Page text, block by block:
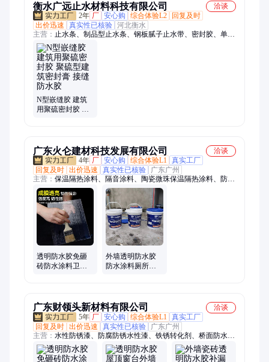
衡水广远止水材料科技有限公司
洽谈
2年 厂 安心购 综合体验L2
回复及时
出价迅速
真实性已核验 河北衡水
主营： 止水条、制品型止水条、钢板腻子止水带、密封胶、单组
份聚氨酯密封胶、双组份聚氨酯密封胶、双组份聚硫密封胶、接
缝防水胶、防水密封胶条、聚氨酯密封胶、防水补漏自粘片、遇
水膨胀橡胶条、遇水膨胀止水胶、丁基腻子橡胶自粘薄片、橡胶
制品专用粘合剂、橡胶止水带、遇水膨胀止水条、闭孔泡沫板、
双面自粘薄片、柔性填料、膨胀止水环、盾构粘合剂
N型嵌缝胶 建筑
用聚硫密封胶 聚
广东火仑建材科技发展有限公司
洽谈
4年 厂 安心购 综合体验L1 真实工厂
回复及时 出价迅速 真实性已核验
广东广州
主营： 保温隔热涂料、隔音涂料、陶瓷微珠保温隔热涂料、防水
防腐涂料、屋面防水涂料、室内防水涂料、气凝胶绝热保温涂
料、反辐射隔热防水涂料、污水池防腐涂料
透明防水胶免砸
砖防水涂料卫生
外墙透明防水胶
防水涂料厕所防
广东财领头新材料有限公司
洽谈
5年 厂 安心购 综合体验L1
真实工厂
回复及时 出价迅速 真实性已核验
广东广州
主营： 水性防锈漆、防腐防锈水性漆、铁锈转化剂、桥面防水、
路桥防水、背水面防水、外露型防水、红橡胶防水、彩钢瓦翻新
防锈漆、隔音吸音材料、吸音阻燃涂料、外墙保温涂料、背水面